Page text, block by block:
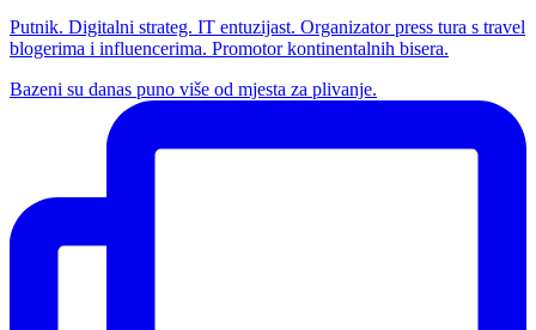
Putnik. Digitalni strateg. IT entuzijast. Organizator press tura s travel
blogerima i influencerima. Promotor kontinentalnih bisera.
Bazeni su danas puno više od mjesta za plivanje.